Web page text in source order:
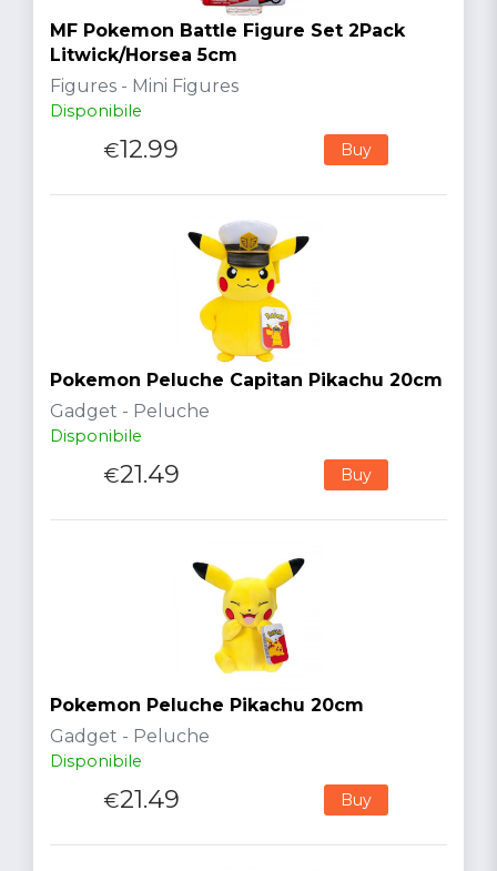
MF Pokemon Battle Figure Set 2Pack
Litwick/Horsea 5cm
Figures - Mini Figures
Disponibile
€12.99 Buy
Pokemon Peluche Capitan Pikachu 20cm
Gadget - Peluche
Disponibile
€21.49 Buy
Pokemon Peluche Pikachu 20cm
Gadget - Peluche
Disponibile
€21.49 Buy